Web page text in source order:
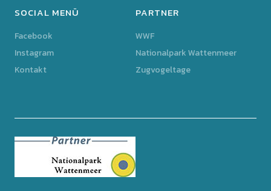
SOCIAL MENÜ
Facebook
Instagram
Kontakt
PARTNER
WWF
Nationalpark Wattenmeer
Zugvogeltage